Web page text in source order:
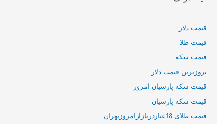
قیمت دلار
قیمت طلا
قیمت سکه
بروزترین قیمت دلار
قیمت سکه پارسیان امروز
قیمت سکه پارسیان
قیمت طلای 18عیاردربازارامروزتهران